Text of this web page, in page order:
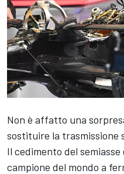
Non è affatto una
sostituire la trasmissione
Il cedimento del
campione del mondo a